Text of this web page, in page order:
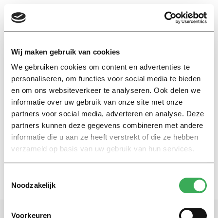
Wij maken gebruik van cookies
We gebruiken cookies om content en advertenties te
personaliseren, om functies voor social media te bieden
en om ons websiteverkeer te analyseren. Ook delen we
informatie over uw gebruik van onze site met onze
partners voor social media, adverteren en analyse. Deze
partners kunnen deze gegevens combineren met andere
informatie die u aan ze heeft verstrekt of die ze hebben
verzameld op basis van uw gebruik van hun services.
Noodzakelijk
Voorkeuren
EN
Maartje Meijs
Nieuws
Vrouwen staan terughoudend
tegenover feminisme
14 januari 2016